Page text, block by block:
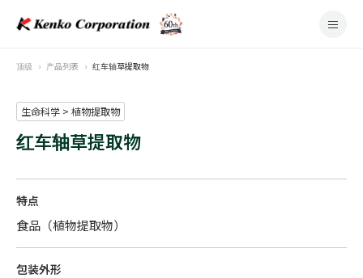
顶级 产品列表 红车轴草提取物
生命科学 > 植物提取物
红车轴草提取物
特点
食品（植物提取物）
包装外形